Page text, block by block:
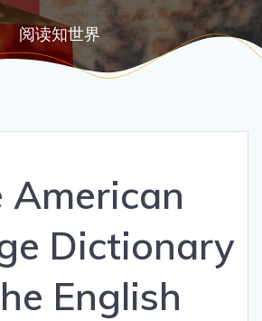
阅读知世界
American
Dictionary
English